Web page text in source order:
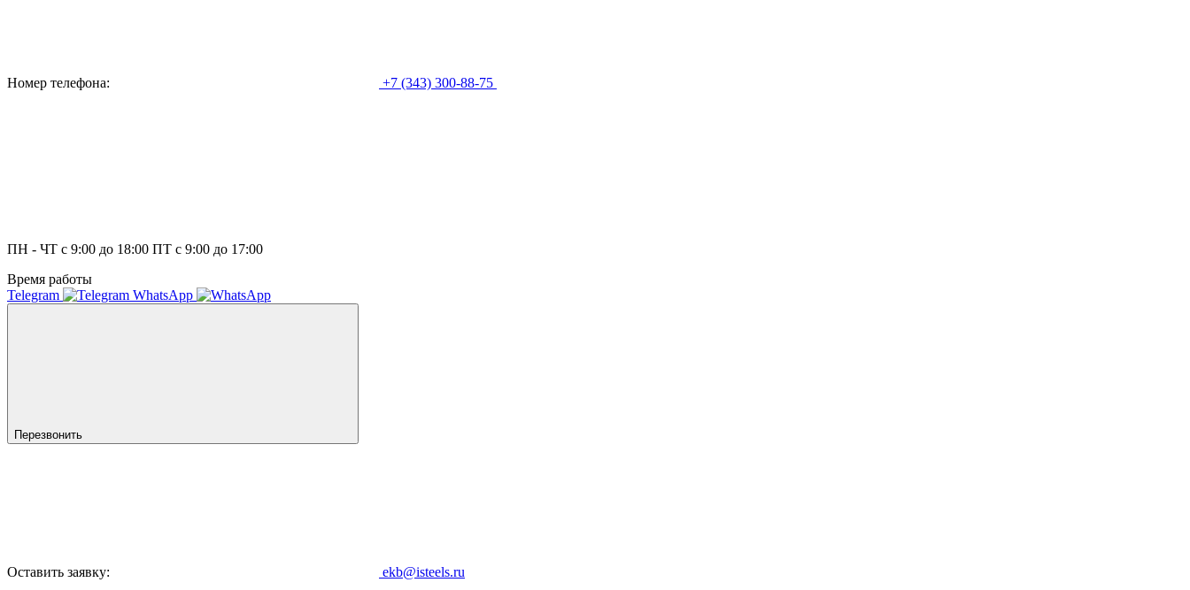
Номер телефона: +7 (343) 300-88-75
ПН - ЧТ с 9:00 до 18:00 ПТ с 9:00 до 17:00
Время работы
Telegram
WhatsApp
Перезвонить
Оставить заявку: ekb@isteels.ru